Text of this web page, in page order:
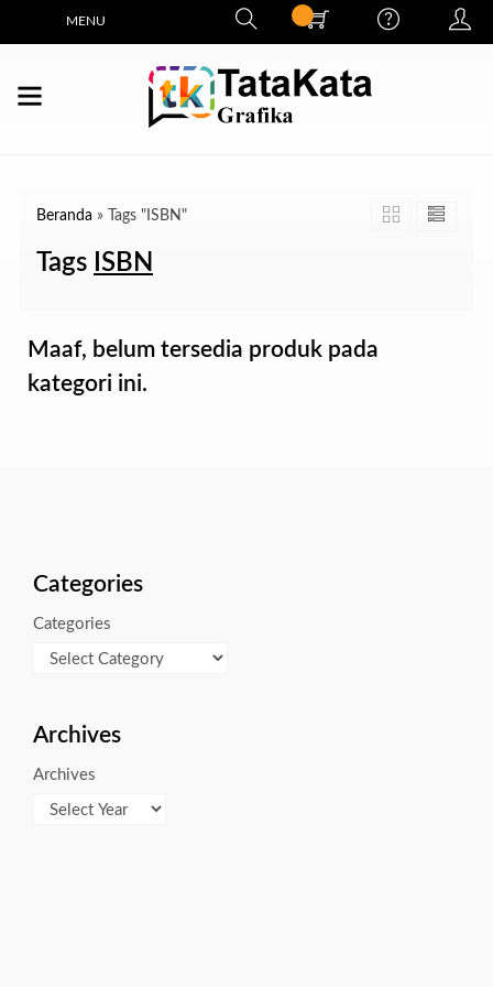
MENU
Beranda » Tags "ISBN"
Tags ISBN
Maaf, belum tersedia produk pada
kategori ini.
Categories
Categories
Archives
Archives